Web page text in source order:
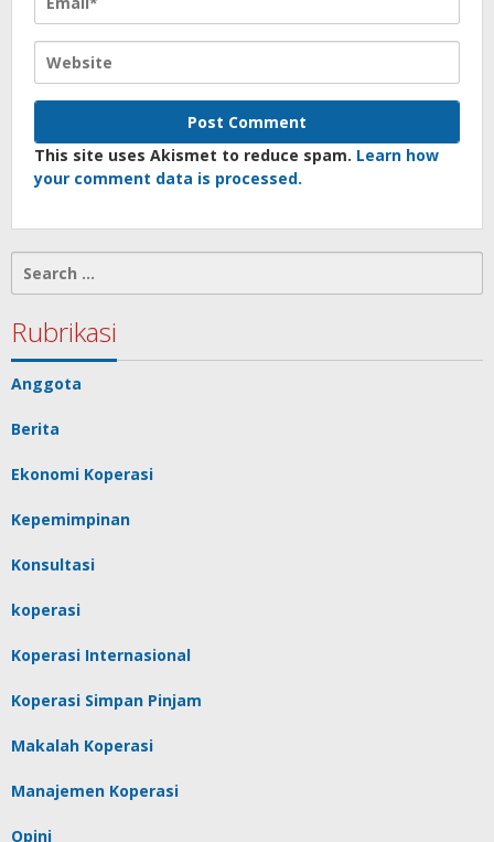
This site uses Akismet to reduce spam. Learn how
your comment data is processed.
for:
Rubrikasi
Anggota
Berita
Ekonomi Koperasi
Kepemimpinan
Konsultasi
koperasi
Koperasi Internasional
Koperasi Simpan Pinjam
Makalah Koperasi
Manajemen Koperasi
Opini